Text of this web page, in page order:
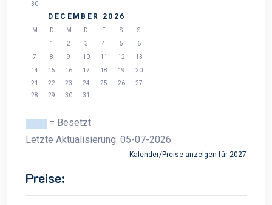
30
DECEMBER 2026
M D M D F S
S
1
2 3 4 5
6
7
8 9 10 11 12
13
14
15 16 17 18 19
20
21
22 23 24 25 26
27
28
29 30 31
= Besetzt
Letzte Aktualisierung: 05-07-2026
Kalender/Preise anzeigen für 2027
Preise: